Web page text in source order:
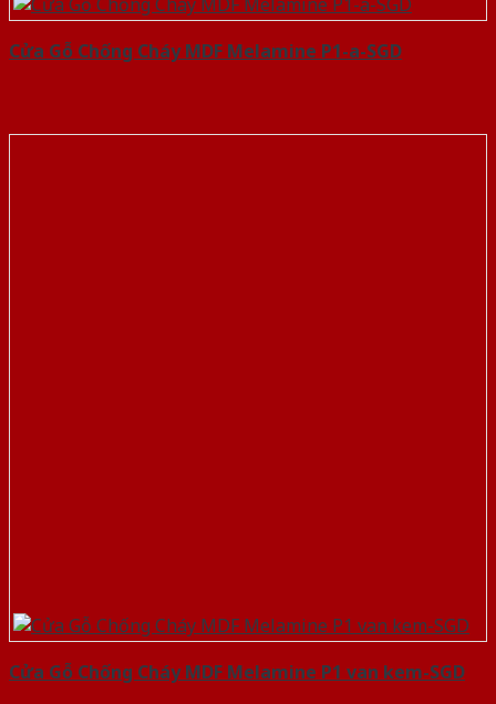
Cửa Gỗ Chống Cháy MDF Melamine P1-a-SGD
Cửa Gỗ Chống Cháy MDF Melamine P1 van kem-SGD